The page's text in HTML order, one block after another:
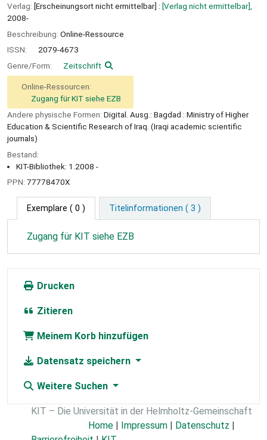
Verlag: [Erscheinungsort nicht ermittelbar] : [Verlag nicht ermittelbar],
2008-
Beschreibung: Online-Ressource
ISSN:
2079-4673
Genre/Form:
Zeitschrift
Online-Ressourcen:
Zugang für KIT siehe EZB
Andere physische Formen: Digital. Ausg.: Bagdad : Ministry of Higher
Education & Scientific Research of Iraq. (Iraqi academic scientific
journals)
Bestand:
KIT-Bibliothek: 1.2008 -
PPN: 77778470X
Exemplare ( 0 ) Titelinformationen ( 3 )
Zugang für KIT siehe EZB
Drucken
Zitieren
Meinem Korb hinzufügen
Datensatz speichern
Weitere Suchen
KIT – Die Universität in der Helmholtz-Gemeinschaft
Home | Impressum | Datenschutz |